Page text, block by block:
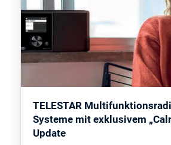
TELESTAR
Systeme mit exklusivem
Update